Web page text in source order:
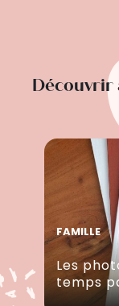
Découvrir
FAMILLE
Les
temps